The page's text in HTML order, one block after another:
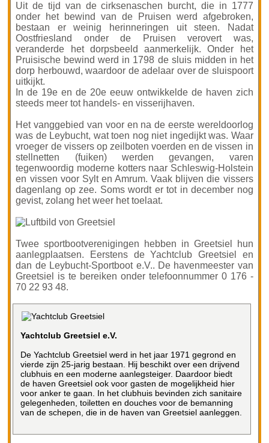
Uit de tijd van de cirksenaschen burcht, die in 1777
onder het bewind van de Pruisen werd afgebroken,
bestaan er weinig herinneringen uit steen. Nadat
Oostfriesland onder de Pruisen verovert was,
veranderde het dorpsbeeld aanmerkelijk. Onder het
Pruisische bewind werd in 1798 de sluis midden in het
dorp herbouwd, waardoor de adelaar over de sluispoort
uitkijkt.
In de 19e en de 20e eeuw ontwikkelde de haven zich
steeds meer tot handels- en visserijhaven.
Het vanggebied van voor en na de eerste wereldoorlog
was de Leybucht, wat toen nog niet ingedijkt was. Waar
vroeger de vissers op zeilboten voerden en de vissen in
stellnetten (fuiken) werden gevangen, varen
tegenwoordig moderne kotters naar Schleswig-Holstein
en vissen voor Sylt en Amrum. Vaak blijven die vissers
dagenlang op zee. Soms wordt er tot in december nog
gevist, zolang het weer het toelaat.
Twee sportbootverenigingen hebben in Greetsiel hun
aanlegplaatsen. Eerstens de Yachtclub Greetsiel en
dan de Leybucht-Sportboot e.V.. De havenmeester van
Greetsiel is te bereiken onder telefoonnummer 0 176 -
70 22 93 48.
Yachtclub Greetsiel e.V.
De Yachtclub Greetsiel werd in het jaar 1971 gegrond en
vierde zijn 25-jarig bestaan. Hij beschikt over een drijvend
clubhuis en een moderne aanlegsteiger. Daardoor biedt
de haven Greetsiel ook voor gasten de mogelijkheid hier
voor anker te gaan. In het clubhuis bevinden zich sanitaire
gelegenheden, toiletten en douches voor de bemanning
van de schepen, die in de haven van Greetsiel aanleggen.